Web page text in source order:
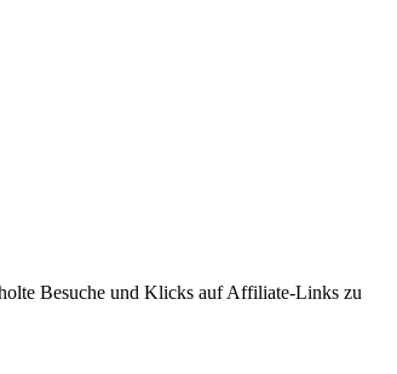
Besuche und Klicks auf Affiliate-Links zu